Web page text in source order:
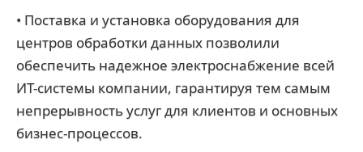
• Поставка и установка оборудования для
центров обработки данных позволили
обеспечить надежное электроснабжение всей
ИТ-системы компании, гарантируя тем самым
непрерывность услуг для клиентов и основных
бизнес-процессов.